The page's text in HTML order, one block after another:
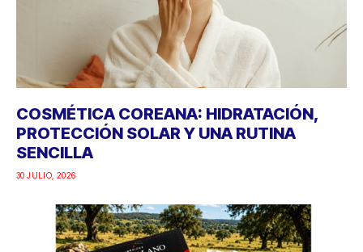
COSMÉTICA COREANA: HIDRATACIÓN,
PROTECCIÓN SOLAR Y UNA RUTINA
SENCILLA
30 JULIO, 2026